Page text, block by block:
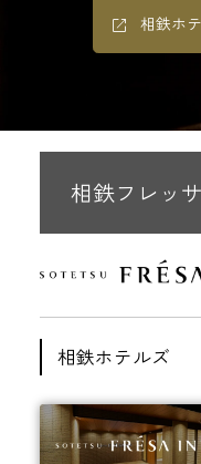
相鉄ホ
相鉄フレッ
相鉄ホテルズ